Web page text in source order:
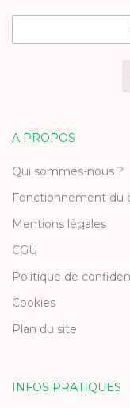
A PROPOS
Qui sommes-nous ?
Fonctionnement du
Mentions légales
CGU
Politique de
Cookies
Plan du site
INFOS PRATIQUES